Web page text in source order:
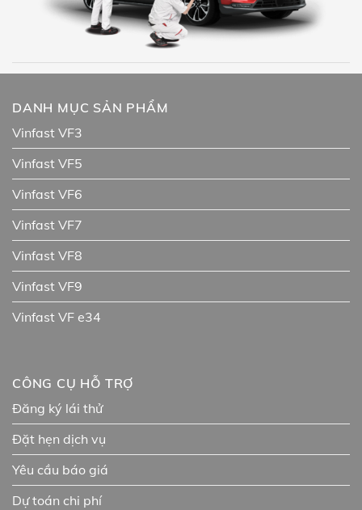
DANH MỤC SẢN PHẨM
Vinfast VF3
Vinfast VF5
Vinfast VF6
Vinfast VF7
Vinfast VF8
Vinfast VF9
Vinfast VF e34
CÔNG CỤ HỖ TRỢ
Đăng ký lái thử
Đặt hẹn dịch vụ
Yêu cầu báo giá
Dự toán chi phí